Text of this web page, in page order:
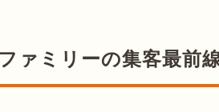
ァミリーの集客最前